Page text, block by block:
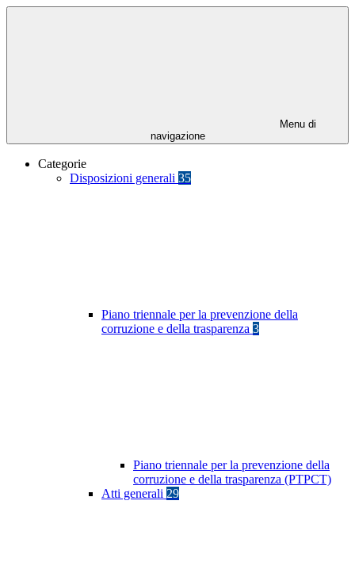
Menu di
navigazione
Categorie
Disposizioni generali 35
Piano triennale per la prevenzione della
corruzione e della trasparenza 3
Piano triennale per la prevenzione della
corruzione e della trasparenza (PTPCT)
Atti generali 29